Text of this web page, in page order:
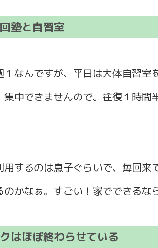
塾と自習室
なんですが、平日は大体自習室
集中できませんので。往復１時間
するのは息子ぐらいで、毎回来
かなぁ。すごい！家でできるな
はほぼ終わらせている